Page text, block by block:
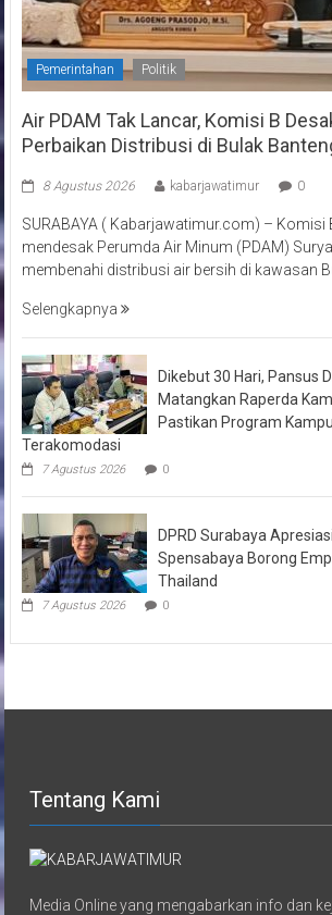
Pemerintahan Politik
Air PDAM Tak Lancar, Komisi B
Perbaikan Distribusi di Bulak
8 Agustus 2026 kabarjawatimur 0
SURABAYA ( Kabarjawatimur.com) – Komisi
mendesak Perumda Air Minum (PDAM)
membenahi distribusi air bersih di kawasan
Selengkapnya
Dikebut 30 Hari, Pansus
Matangkan Raperda
Pastikan Program
Terakomodasi
7 Agustus 2026 0
DPRD Surabaya
Spensabaya Borong
Thailand
7 Agustus 2026 0
Tentang Kami
Media Online yang mengabarkan info dan